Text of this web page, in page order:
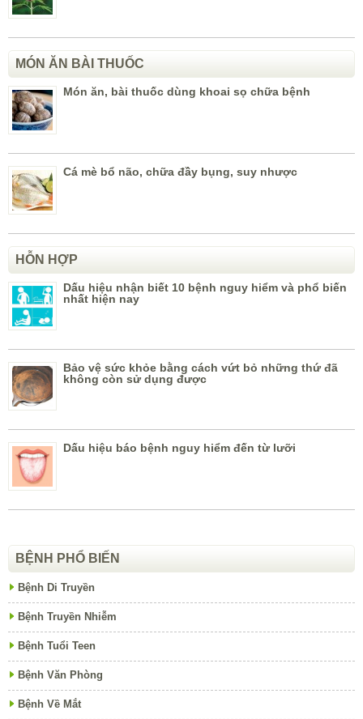
MÓN ĂN BÀI THUỐC
Món ăn, bài thuốc dùng khoai sọ chữa bệnh
Cá mè bổ não, chữa đầy bụng, suy nhược
HỖN HỢP
Dấu hiệu nhận biết 10 bệnh nguy hiểm và phổ biến
nhất hiện nay
Bảo vệ sức khỏe bằng cách vứt bỏ những thứ đã
không còn sử dụng được
Dấu hiệu báo bệnh nguy hiểm đến từ lưỡi
BỆNH PHỔ BIẾN
Bệnh Di Truyền
Bệnh Truyền Nhiễm
Bệnh Tuổi Teen
Bệnh Văn Phòng
Bệnh Về Mắt